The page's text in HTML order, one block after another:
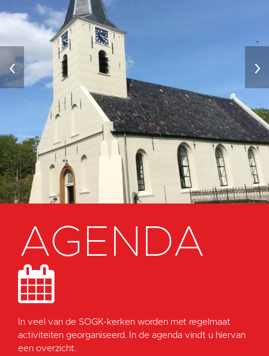
‹ ›
AGENDA
In veel van de SOGK-kerken worden met regelmaat
activiteiten georganiseerd. In de agenda vindt u hiervan
een overzicht.